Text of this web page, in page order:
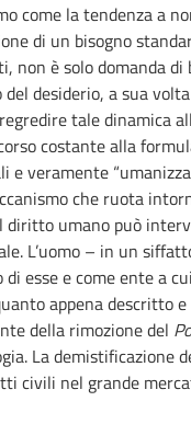
come la tendenza a
di un bisogno
non è solo domanda
desiderio, a sua
tale dinamica
costante alla
veramente
che ruota
diritto umano può
L’uomo – in un
esse e come ente a
appena descritto
della rimozione del
La
civili nel grande